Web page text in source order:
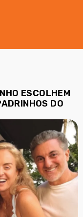
ESCOLHEM
DO